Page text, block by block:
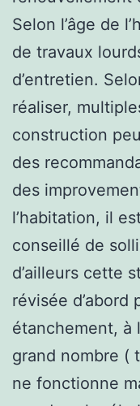
Selon l’âge de
de travaux
d’entretien.
réaliser,
construction
des
des
l’habitation, il
conseillé de
d’ailleurs cette
révisée d’abord
étanchement, à
grand nombre (
ne fonctionne